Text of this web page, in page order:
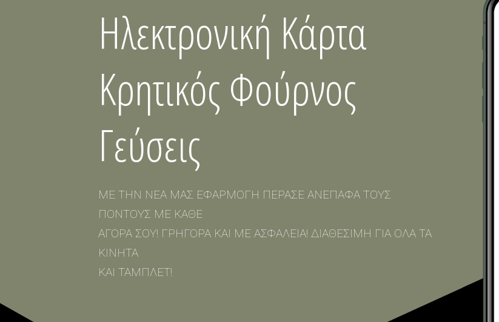
Ηλεκτρονική Κάρτα
Κρητικός Φούρνος
Γεύσεις
ΜΕ ΤΗΝ ΝΕΑ ΜΑΣ ΕΦΑΡΜΟΓΗ ΠΕΡΑΣΕ ΑΝΕΠΑΦΑ ΤΟΥΣ
ΠΟΝΤΟΥΣ ΜΕ ΚΑΘΕ
ΑΓΟΡΑ ΣΟΥ! ΓΡΗΓΟΡΑ ΚΑΙ ΜΕ ΑΣΦΑΛΕΙΑ! ΔΙΑΘΕΣΙΜΗ ΓΙΑ ΟΛΑ ΤΑ
ΚΙΝΗΤΑ
ΚΑΙ ΤΑΜΠΛΕΤ!